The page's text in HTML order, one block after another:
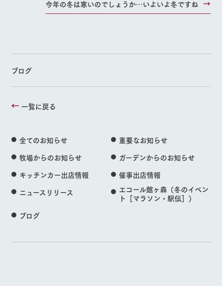
今年の冬は寒いのでしょうか…いよいよ冬ですね
ブログ
一覧に戻る
全てのお知らせ
重要なお知らせ
牧場からのお知らせ
ガーデンからのお知らせ
キッチンカー出店情報
催事出店情報
ニュースリリース
エコール館ヶ森（冬のイベン
ト［マラソン・駅伝］）
ブログ